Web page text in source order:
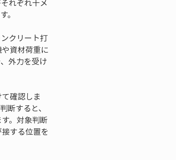
れぞれ十メ
。
クリート打
資材荷重に
外力を受け
確認しま
断すると、
。対象判断
する位置を